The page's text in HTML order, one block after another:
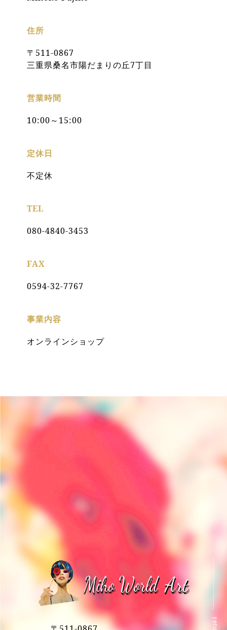
住所
〒511-0867
三重県桑名市陽だまりの丘7丁目
営業時間
10:00～15:00
定休日
不定休
TEL
080-4840-3453
FAX
0594-32-7767
事業内容
オンラインショップ